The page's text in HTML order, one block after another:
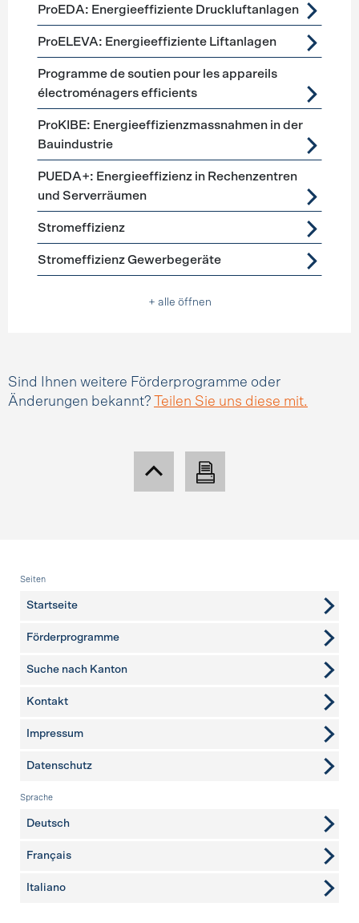
ProEDA: Energieeffiziente Druckluftanlagen
ProELEVA: Energieeffiziente Liftanlagen
Programme de soutien pour les appareils
électroménagers efficients
ProKIBE: Energieeffizienzmassnahmen in der
Bauindustrie
PUEDA+: Energieeffizienz in Rechenzentren
und Serverräumen
Stromeffizienz
Stromeffizienz Gewerbegeräte
+ alle öffnen
Sind Ihnen weitere Förderprogramme oder
Änderungen bekannt?
Teilen Sie uns diese mit.
Fusszeile
Seiten
Startseite
Förderprogramme
Suche nach Kanton
weitere Seiten
Kontakt
Impressum
Datenschutz
Sprache
Deutsch
Français
Italiano